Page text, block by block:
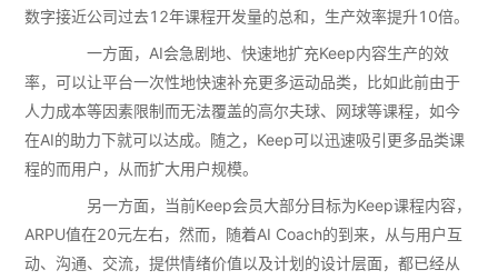
数字接近公司过去12年课程开发量的总和，生产效率提升10倍。
一方面，AI会急剧地、快速地扩充Keep内容生产的效
率，可以让平台一次性地快速补充更多运动品类，比如此前由于
人力成本等因素限制而无法覆盖的高尔夫球、网球等课程，如今
在AI的助力下就可以达成。随之，Keep可以迅速吸引更多品类课
程的而用户，从而扩大用户规模。
另一方面，当前Keep会员大部分目标为Keep课程内容，
ARPU值在20元左右，然而，随着AI Coach的到来，从与用户互
动、沟通、交流，提供情绪价值以及计划的设计层面，都已经从